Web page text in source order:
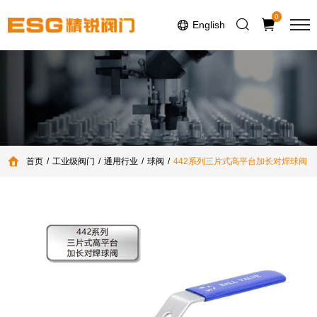
English
0
首页 工业级阀门 通用行业 球阀 442系列三片式高平台加长对焊球阀